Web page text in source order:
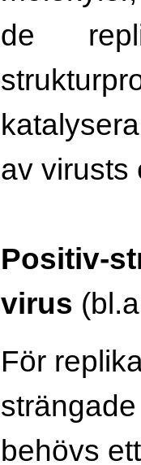
de
av virusts
Positiv-
virus
För
behövs